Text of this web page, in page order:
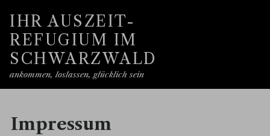
IHR AUSZEIT-
REFUGIUM IM
SCHWARZWALD
ankommen, loslassen, glücklich sein
Impressum